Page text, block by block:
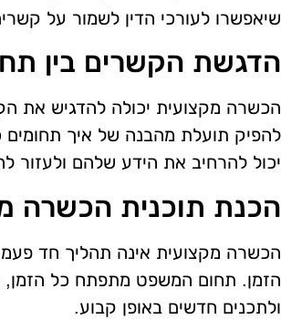
שיאפשרו לעורכי הדין לשמור על
הדגשת הקשרים בין
הכשרה מקצועית יכולה להדגיש את
להפיק תועלת מהבנה של איך תחומים
יכול להרחיב את הידע שלהם ולעזור
הכנת תוכנית הכשרה
הכשרה מקצועית אינה תהליך חד
הזמן. תחום המשפט מתפתח כל הזמן,
ולתכנים חדשים באופן קבוע.